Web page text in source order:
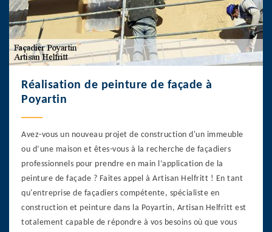
Réalisation de peinture de façade à
Poyartin
Avez-vous un nouveau projet de construction d'un immeuble
ou d’une maison et êtes-vous à la recherche de façadiers
professionnels pour prendre en main l’application de la
peinture de façade ? Faites appel à Artisan Helfritt ! En tant
qu'entreprise de façadiers compétente, spécialiste en
construction et peinture dans la Poyartin, Artisan Helfritt est
totalement capable de répondre à vos besoins où que vous